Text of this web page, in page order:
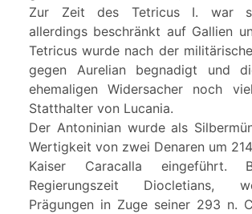
Zur Zeit des Tetricus I. war
allerdings beschränkt auf Gallien
Tetricus wurde nach der
gegen Aurelian begnadigt und
ehemaligen Widersacher noch
Statthalter von Lucania.
Der Antoninian wurde als
Wertigkeit von zwei Denaren um
Kaiser Caracalla
Regierungszeit Diocletians,
Prägungen in Zuge seiner 293 n.